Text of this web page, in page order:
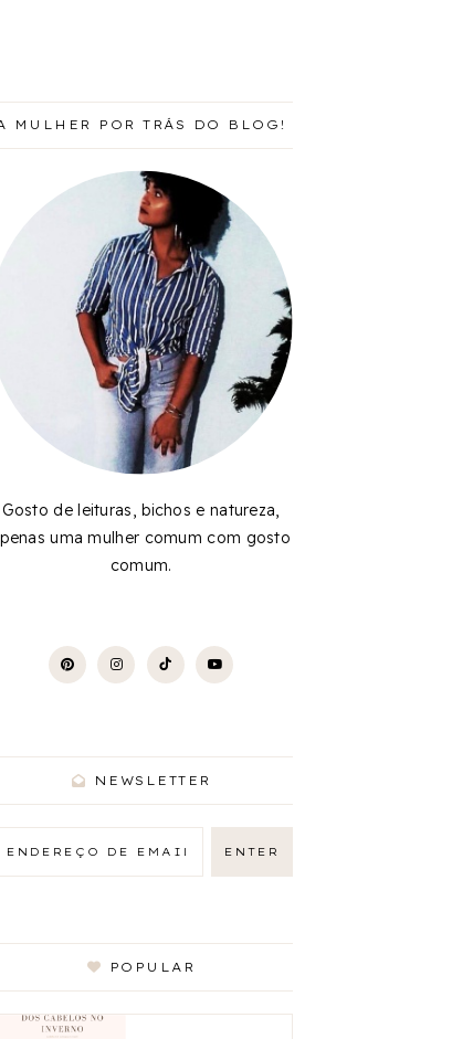
MULHER POR TRÁS DO BLOG!
Gosto de leituras, bichos e natureza,
uma mulher comum com gosto
comum.
NEWSLETTER
POPULAR